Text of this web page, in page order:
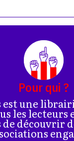
Pour qui ?
une
les lecteurs
de découvrir